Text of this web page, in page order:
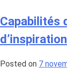
Capabilités
Posted on 7